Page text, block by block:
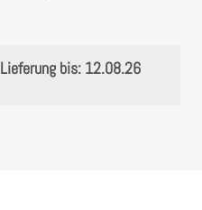
Lieferung bis: 12.08.26